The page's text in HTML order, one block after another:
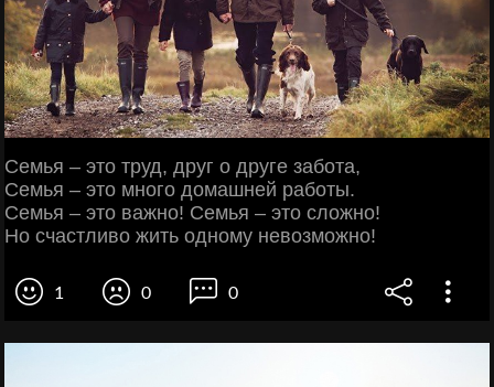
Семья – это труд, друг о друге забота,
Семья – это много домашней работы.
Семья – это важно! Семья – это сложно!
Но счастливо жить одному невозможно!
1 0 0